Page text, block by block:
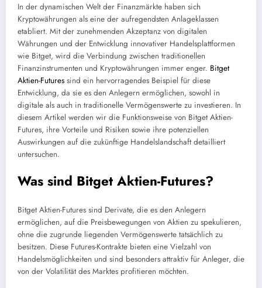
In der dynamischen Welt der Finanzmärkte haben sich
Kryptowährungen als eine der aufregendsten Anlageklassen
etabliert. Mit der zunehmenden Akzeptanz von digitalen
Währungen und der Entwicklung innovativer Handelsplattformen
wie Bitget, wird die Verbindung zwischen traditionellen
Finanzinstrumenten und Kryptowährungen immer enger. Bitget
Aktien-Futures sind ein hervorragendes Beispiel für diese
Entwicklung, da sie es den Anlegern ermöglichen, sowohl in
digitale als auch in traditionelle Vermögenswerte zu investieren. In
diesem Artikel werden wir die Funktionsweise von Bitget Aktien-
Futures, ihre Vorteile und Risiken sowie ihre potenziellen
Auswirkungen auf die zukünftige Handelslandschaft detailliert
untersuchen.
Was sind Bitget Aktien-Futures?
Bitget Aktien-Futures sind Derivate, die es den Anlegern
ermöglichen, auf die Preisbewegungen von Aktien zu spekulieren,
ohne die zugrunde liegenden Vermögenswerte tatsächlich zu
besitzen. Diese Futures-Kontrakte bieten eine Vielzahl von
Handelsmöglichkeiten und sind besonders attraktiv für Anleger, die
von der Volatilität des Marktes profitieren möchten.